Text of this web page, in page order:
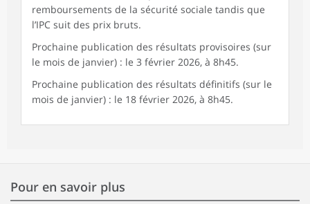
remboursements de la sécurité sociale tandis que
l’IPC suit des prix bruts.
Prochaine publication des résultats provisoires (sur
le mois de janvier) : le 3 février 2026, à 8h45.
Prochaine publication des résultats définitifs (sur le
mois de janvier) : le 18 février 2026, à 8h45.
Pour en savoir plus